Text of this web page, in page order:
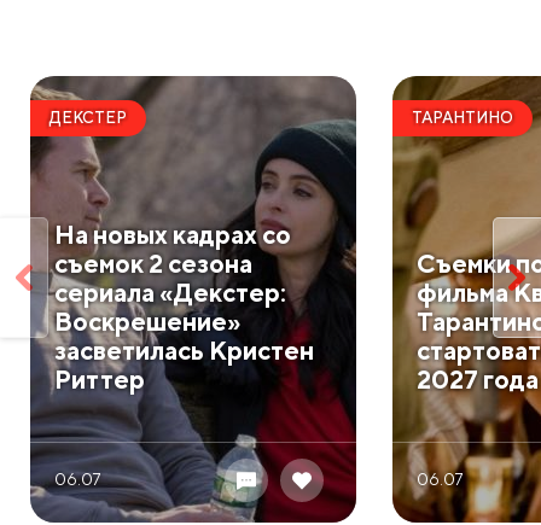
ДЕКСТЕР
На новых кадрах со
съемок 2 сезона
сериала «Декстер:
Воскрешение»
засветилась Кристен
Риттер
06.07
ТАРАНТИНО
Съемки
фильма
2027 года
06.07